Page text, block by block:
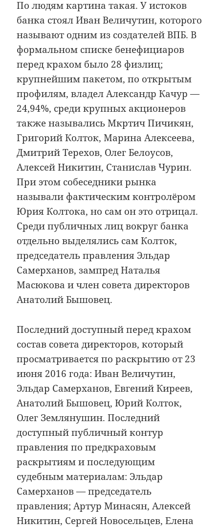
По людям картина такая. У истоков
банка стоял Иван Величутин, которого
называют одним из создателей ВПБ. В
формальном списке бенефициаров
перед крахом было 28 физлиц;
крупнейшим пакетом, по открытым
профилям, владел Александр Качур —
24,94%, среди крупных акционеров
также назывались Мкртич Пичикян,
Григорий Колток, Марина Алексеева,
Дмитрий Терехов, Олег Белоусов,
Алексей Никитин, Станислав Чурин.
При этом собеседники рынка
называли фактическим контролёром
Юрия Колтока, но сам он это отрицал.
Среди публичных лиц вокруг банка
отдельно выделялись сам Колток,
председатель правления Эльдар
Самерханов, зампред Наталья
Масюкова и член совета директоров
Анатолий Бышовец.
Последний доступный перед крахом
состав совета директоров, который
просматривается по раскрытию от 23
июня 2016 года: Иван Величутин,
Эльдар Самерханов, Евгений Киреев,
Анатолий Бышовец, Юрий Колток,
Олег Землянушин. Последний
доступный публичный контур
правления по предкраховым
раскрытиям и последующим
судебным материалам: Эльдар
Самерханов — председатель
правления; Артур Минасян, Алексей
Никитин, Сергей Новосельцев, Елена